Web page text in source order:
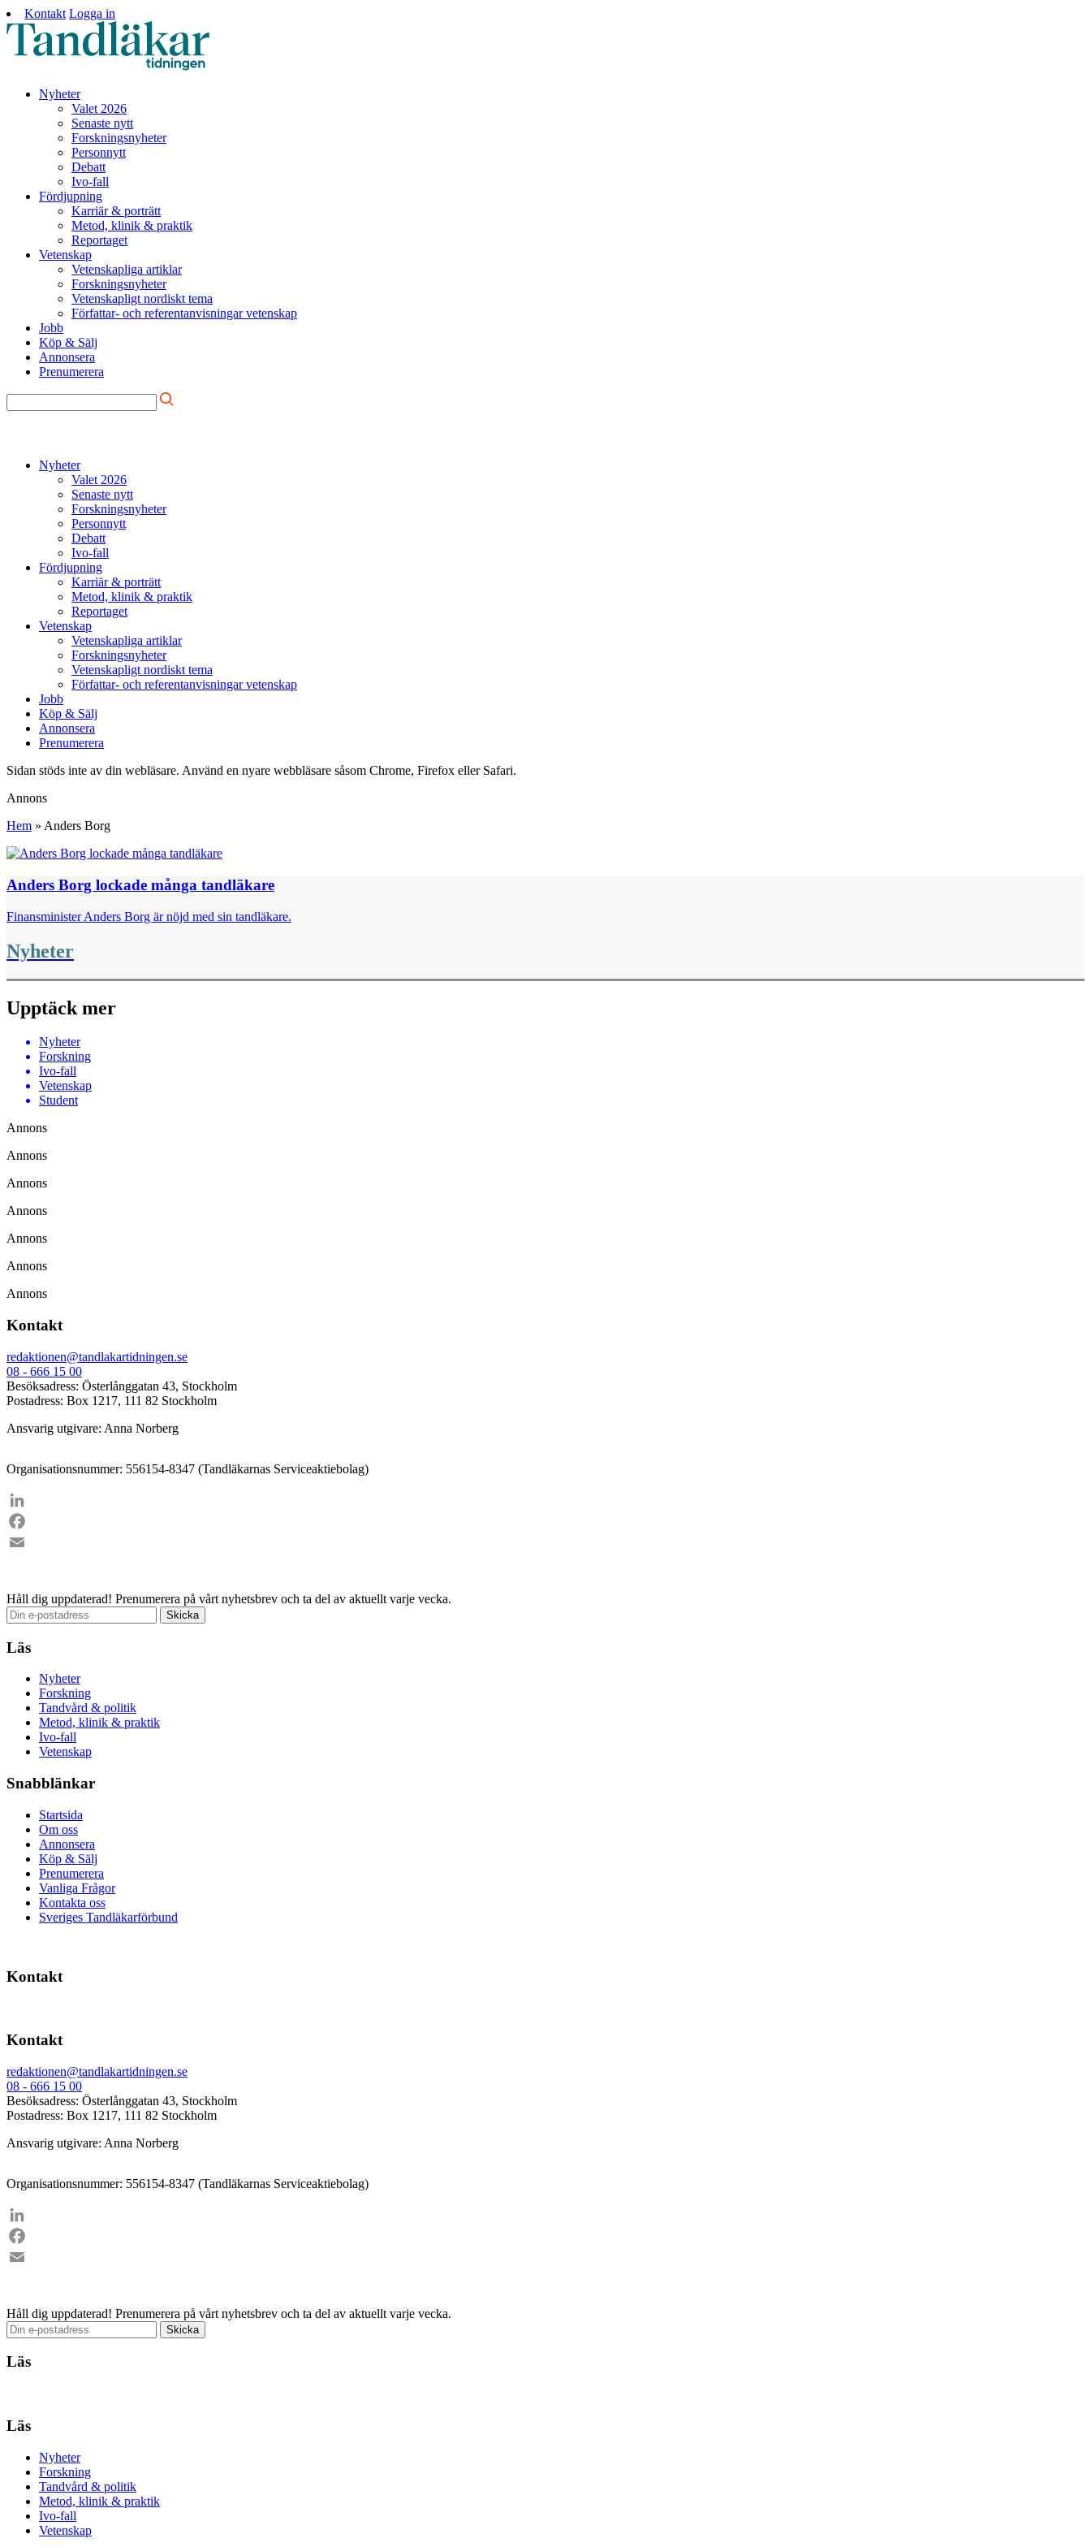
Kontakt Logga in
Nyheter
Valet 2026
Senaste nytt
Forskningsnyheter
Personnytt
Debatt
Ivo-fall
Fördjupning
Karriär & porträtt
Metod, klinik & praktik
Reportaget
Vetenskap
Vetenskapliga artiklar
Forskningsnyheter
Vetenskapligt nordiskt tema
Författar- och referentanvisningar vetenskap
Jobb
Köp & Sälj
Annonsera
Prenumerera
Nyheter
Valet 2026
Senaste nytt
Forskningsnyheter
Personnytt
Debatt
Ivo-fall
Fördjupning
Karriär & porträtt
Metod, klinik & praktik
Reportaget
Vetenskap
Vetenskapliga artiklar
Forskningsnyheter
Vetenskapligt nordiskt tema
Författar- och referentanvisningar vetenskap
Jobb
Köp & Sälj
Annonsera
Prenumerera
Sidan stöds inte av din webläsare. Använd en nyare webbläsare såsom Chrome, Firefox eller Safari.
Annons
Hem » Anders Borg
Anders Borg lockade många tandläkare
Finansminister Anders Borg är nöjd med sin tandläkare.
Nyheter
Upptäck mer
Nyheter
Forskning
Ivo-fall
Vetenskap
Student
Annons
Annons
Annons
Annons
Annons
Annons
Annons
Kontakt
redaktionen@tandlakartidningen.se
08 - 666 15 00
Besöksadress: Österlånggatan 43, Stockholm
Postadress: Box 1217, 111 82 Stockholm
Ansvarig utgivare: Anna Norberg
Organisationsnummer: 556154-8347 (Tandläkarnas Serviceaktiebolag)
LinkedIn
Facebook
Håll dig uppdaterad! Prenumerera på vårt nyhetsbrev och ta del av aktuellt varje vecka.
Läs
Nyheter
Forskning
Tandvård & politik
Metod, klinik & praktik
Ivo-fall
Vetenskap
Snabblänkar
Startsida
Om oss
Annonsera
Köp & Sälj
Prenumerera
Vanliga Frågor
Kontakta oss
Sveriges Tandläkarförbund
Kontakt
Kontakt
redaktionen@tandlakartidningen.se
08 - 666 15 00
Besöksadress: Österlånggatan 43, Stockholm
Postadress: Box 1217, 111 82 Stockholm
Ansvarig utgivare: Anna Norberg
Organisationsnummer: 556154-8347 (Tandläkarnas Serviceaktiebolag)
LinkedIn
Facebook
Håll dig uppdaterad! Prenumerera på vårt nyhetsbrev och ta del av aktuellt varje vecka.
Läs
Läs
Nyheter
Forskning
Tandvård & politik
Metod, klinik & praktik
Ivo-fall
Vetenskap